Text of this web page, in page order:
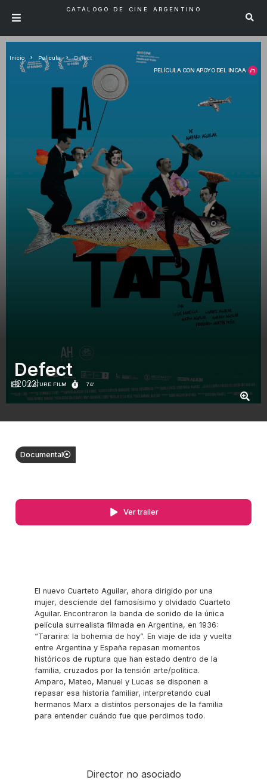
CATÁLOGO DE CINE ARGENTINO
PELÍCULA CON APOYO DEL INCAA
Inicio Pelicula Defect
FEATURE FILM 74'
Defect
(2022)
Documental
Ver trailer
El nuevo Cuarteto Aguilar, ahora dirigido por una
mujer, desciende del famosísimo y olvidado Cuarteto
Aguilar. Encontraron la banda de sonido de la única
película surrealista filmada en Argentina, en 1936:
“Tararira: la bohemia de hoy”. En viaje de ida y vuelta
entre Argentina y España repasan momentos
históricos de ruptura que han estado dentro de la
familia, cruzados por la tensión arte/política.
Amparo, Mateo, Manuel y Lucas se disponen a
repasar esa historia familiar, interpretando cual
hermanos Marx a distintos personajes de la familia
para entender cuándo fue que perdimos todo.
Director no asociado